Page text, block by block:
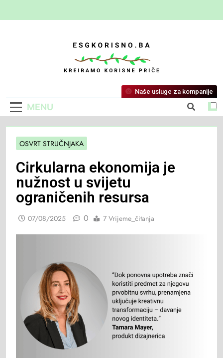
ESG Korisno
Kreiramo Korisne Priče
MENU
Naše usluge za kompanije
OSVRT STRUČNJAKA
Cirkularna ekonomija je
nužnost u svijetu
ograničenih resursa
07/08/2025 0 7 Vrijeme_čitanja